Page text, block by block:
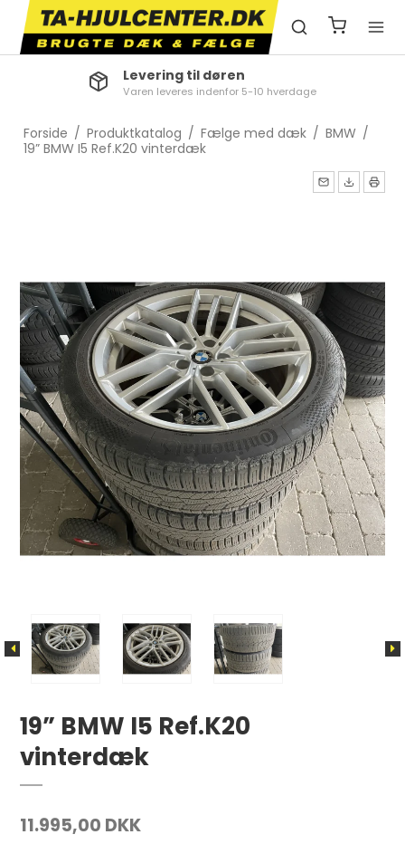
Levering til døren
Varen leveres indenfor 5-10 hverdage
Forside / Produktkatalog / Fælge med dæk / BMW /
19” BMW I5 Ref.K20 vinterdæk
19” BMW I5 Ref.K20
vinterdæk
11.995,00 DKK